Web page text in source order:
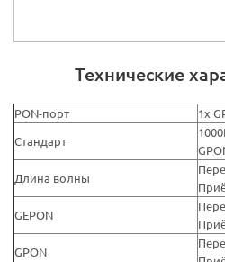
Технические
PON-порт
1х
Стандарт
Длина волны
GEPON
GPON